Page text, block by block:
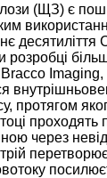
(ЩЗ) є
Imaging,
протягом
проходять
через